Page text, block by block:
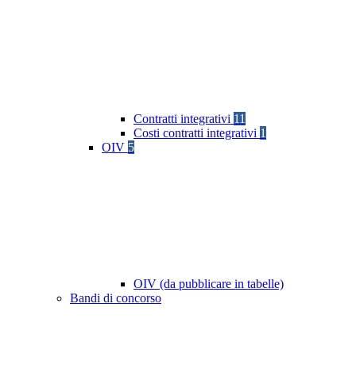
Contratti integrativi 11
Costi contratti integrativi 1
OIV 5
OIV (da pubblicare in tabelle)
Bandi di concorso